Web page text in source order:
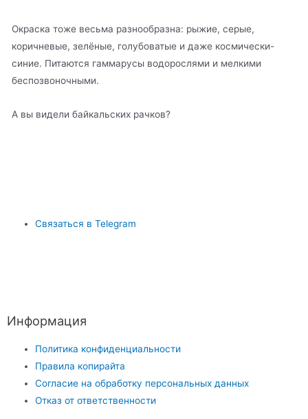
Окраска тоже весьма разнообразна: рыжие, серые,
коричневые, зелёные, голубоватые и даже космически-
синие. Питаются гаммарусы водорослями и мелкими
беспозвоночными.
А вы видели байкальских рачков?
Связаться в Telegram
Информация
Политика конфиденциальности
Правила копирайта
Согласие на обработку персональных данных
Отказ от ответственности